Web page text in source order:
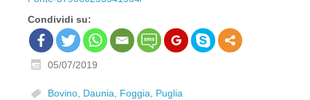
Condividi su:
05/07/2019
Bovino, Daunia, Foggia, Puglia